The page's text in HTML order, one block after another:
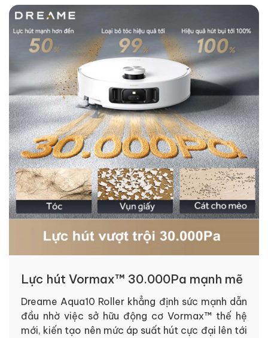
Lực hút Vormax™ 30.000Pa mạnh mẽ
Dreame Aqua10 Roller khẳng định sức mạnh dẫn
đầu nhờ việc sở hữu động cơ Vormax™ thế hệ
mới, kiến tạo nên mức áp suất hút cực đại lên tới